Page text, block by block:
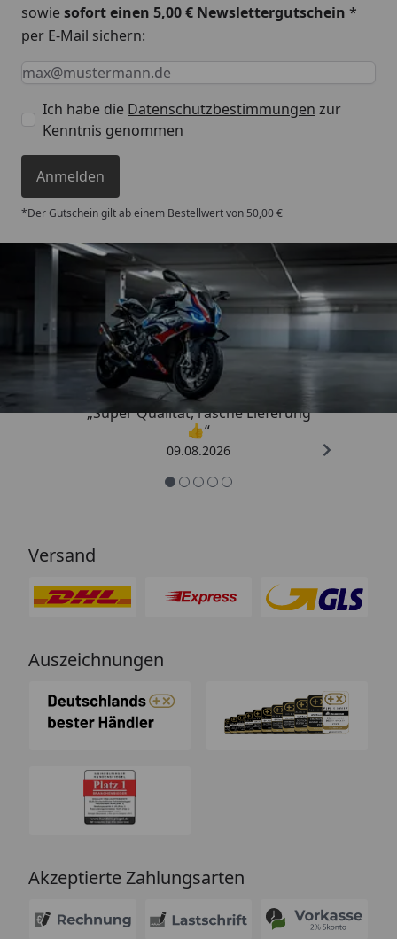
sowiesofort einen 5,00 € Newslettergutschein *
per E-Mail sichern:
Keine Eingabe erforderlich
Eingabe erforderlich
E-Mail *
Ich habe die Datenschutzbestimmungen zur
Kenntnis genommen
Anmelden
*Der Gutschein gilt ab einem Bestellwert von 50,00 €
Trusted Shops
4,85/ 5
„Super Qualität, rasche Lieferung
👍“
09.08.2026
Versand
Auszeichnungen
Akzeptierte Zahlungsarten